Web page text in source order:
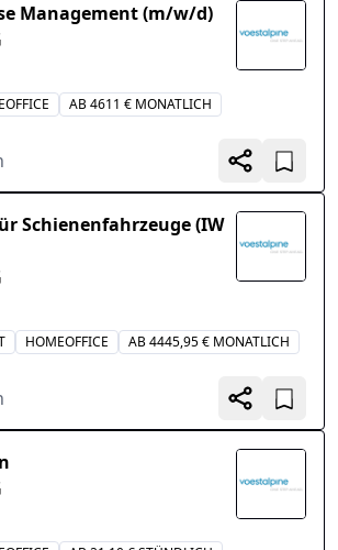
Management (m/w/d)
AB 4611 € MONATLICH
Schienenfahrzeuge (IW
HOMEOFFICE AB 4445,95 € MONATLICH